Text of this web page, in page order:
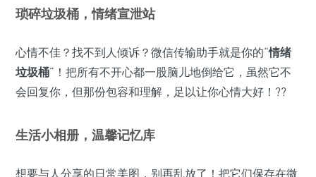
琐碎垃圾桶，情绪宣泄站
心情不佳？找不到人倾诉？微信传输助手就是你的“情绪
垃圾桶”！把所有不开心都一股脑儿地倒给它，虽然它不
会回复你，但那份包容和理解，足以让你心情大好！??
生活小相册，温馨记忆库
想要与人分享的日常美图，别再乱放了！把它们保存在微